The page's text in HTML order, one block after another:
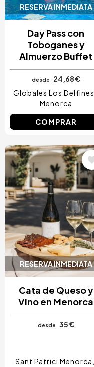
RESERVA INMEDIATA
Day Pass con
Toboganes y
Almuerzo Buffet
desde
24,68 €
Globales Los Delfines
Menorca
COMPRAR
RESERVA INMEDIATA
Image
Cata de Queso y
Vino en Menorca
desde 35 €
Sant Patrici Menorca